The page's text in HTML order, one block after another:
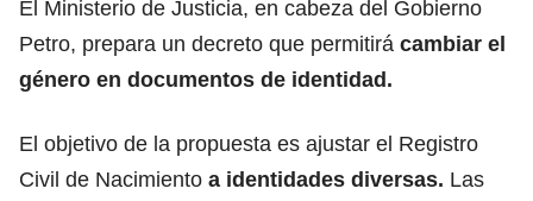
El Ministerio de Justicia, en cabeza del Gobierno
Petro, prepara un decreto que permitirá cambiar el
género en documentos de identidad.
El objetivo de la propuesta es ajustar el Registro
Civil de Nacimiento a identidades diversas. Las